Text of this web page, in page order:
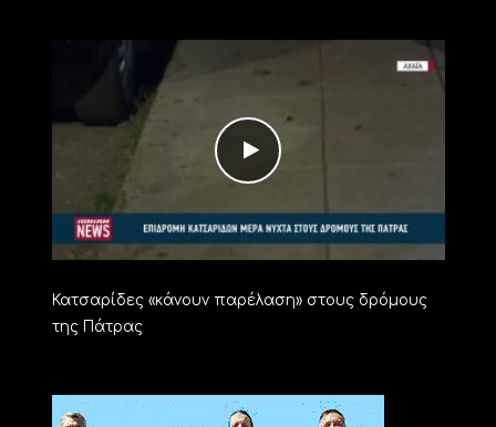
Κατσαρίδες «κάνουν παρέλαση» στους δρόμους
της Πάτρας